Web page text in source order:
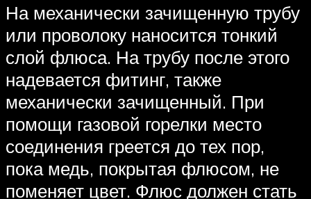
На механически зачищенную трубу
или проволоку наносится тонкий
слой флюса. На трубу после этого
надевается фитинг, также
механически зачищенный. При
помощи газовой горелки место
соединения греется до тех пор,
пока медь, покрытая флюсом, не
поменяет цвет. Флюс должен стать